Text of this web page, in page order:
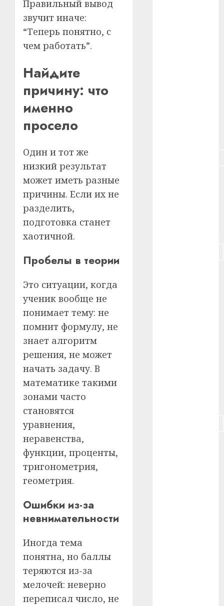
Правильный вывод
звучит иначе:
“Теперь понятно, с
чем работать”.
Найдите
причину: что
именно
просело
Один и тот же
низкий результат
может иметь разные
причины. Если их не
разделить,
подготовка станет
хаотичной.
Пробелы в теории
Это ситуации, когда
ученик вообще не
понимает тему: не
помнит формулу, не
знает алгоритм
решения, не может
начать задачу. В
математике такими
зонами часто
становятся
уравнения,
неравенства,
функции, проценты,
тригонометрия,
геометрия.
Ошибки из-за
невнимательности
Иногда тема
понятна, но баллы
теряются из-за
мелочей: неверно
переписал число, не